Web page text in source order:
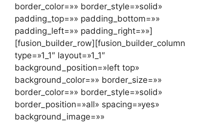
border_color=»» border_style=»solid»
padding_top=»» padding_bottom=»»
padding_left=»» padding_right=»»]
[fusion_builder_row][fusion_builder_column
type=»1_1″ layout=»1_1″
background_position=»left top»
background_color=»» border_size=»»
border_color=»» border_style=»solid»
border_position=»all» spacing=»yes»
background_image=»»